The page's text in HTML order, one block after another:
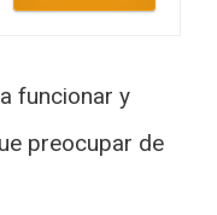
funcionar y
preocupar de